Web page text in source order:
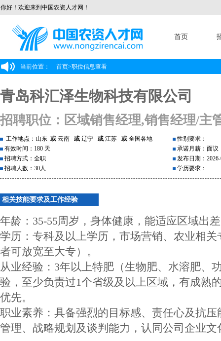
你好！欢迎来到中国农资人才网！
首页
当前位置： 首页>职位信息查看
青岛科汇泽生物科技有限公司
招聘职位：区域销售经理,销售经理/主
工作地点：山东 或 云南 或 辽宁 或 江苏 或 全国各地
有效时间：180 天
招聘方式：全职
招聘人数：30人
性别要求：
承诺月薪：面议
发布日期：
学历要求：
相关技能要求及工作经验
年龄：35-55周岁，身体健康，能适应区域出
学历：专科及以上学历，市场营销、农业相
者可放宽至大专）。
从业经验：3年以上特肥（生物肥、水溶肥、
验，至少负责过1个省级及以上区域，有成熟
优先。
职业素养：具备强烈的目标感、责任心及抗
管理、战略规划及谈判能力，认同公司企业